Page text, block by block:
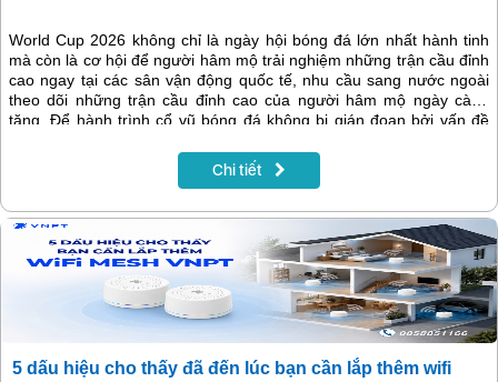
World Cup 2026 không chỉ là ngày hội bóng đá lớn nhất hành tinh
mà còn là cơ hội để người hâm mộ trải nghiệm những trận cầu đỉnh
cao ngay tại các sân vận động quốc tế, nhu cầu sang nước ngoài
theo dõi những trận cầu đỉnh cao của người hâm mộ ngày càng
tăng. Để hành trình cổ vũ bóng đá không bị gián đoạn bởi vấn đề
vùng quốc tế (Roaming) với thông điệp “Vi vu vô hạn - Kết nối
Chi tiết
5 dấu hiệu cho thấy đã đến lúc bạn cần lắp thêm wifi